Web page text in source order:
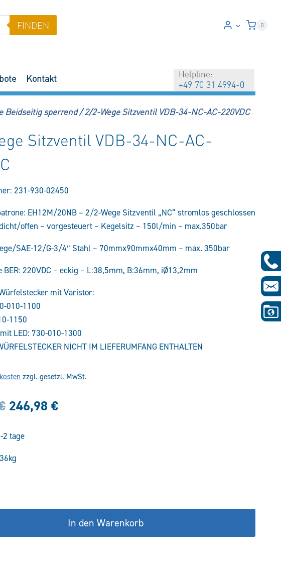
FINDEN 0
Kontakt Helpline:
+49 70 31 4994-0
Beidseitig sperrend / 2/2-Wege Sitzventil VDB-34-NC-AC-220VDC
Sitzventil VDB-34-NC-AC-
231-930-02450
EH12M/20NB – 2/2-Wege Sitzventil „NC“ stromlos geschlossen
offen – vorgesteuert – Kegelsitz – 150l/min – max.350bar
SAE-12/G-3/4″ Stahl – 70mmx90mmx40mm – max. 350bar
BER: 220VDC – eckig – L:38,5mm, B:36mm, iØ13,2mm
mit Varistor:
010-1100
1150
LED: 730-010-1300
NICHT IM LIEFERUMFANG ENTHALTEN
zzgl. gesetzl. MwSt.
Ursprünglicher
war:
308,72 €
246,98 €Aktueller
2 tage
In den Warenkorb